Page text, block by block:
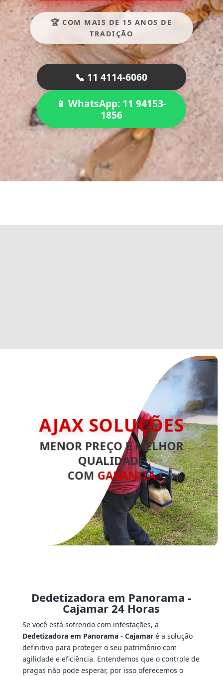
🏆 COM MAIS DE 15 ANOS DE
TRADIÇÃO
📞 11 4114-6060
📱 WhatsApp: 11 94153-
1856
AJAX SOLUÇÕES
MENOR PREÇO E MELHOR
QUALIDADE
COM GARANTIA
Dedetizadora em Panorama -
Cajamar 24 Horas
Se você está sofrendo com infestações, a
Dedetizadora em Panorama - Cajamaré a solução
definitiva para proteger o seu patrimônio com
agilidade e eficiência. Entendemos que o controle de
pragas não pode esperar, por isso oferecemos o